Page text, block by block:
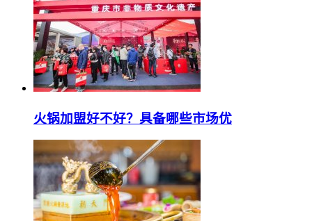
火锅加盟好不好？具备哪些市场优